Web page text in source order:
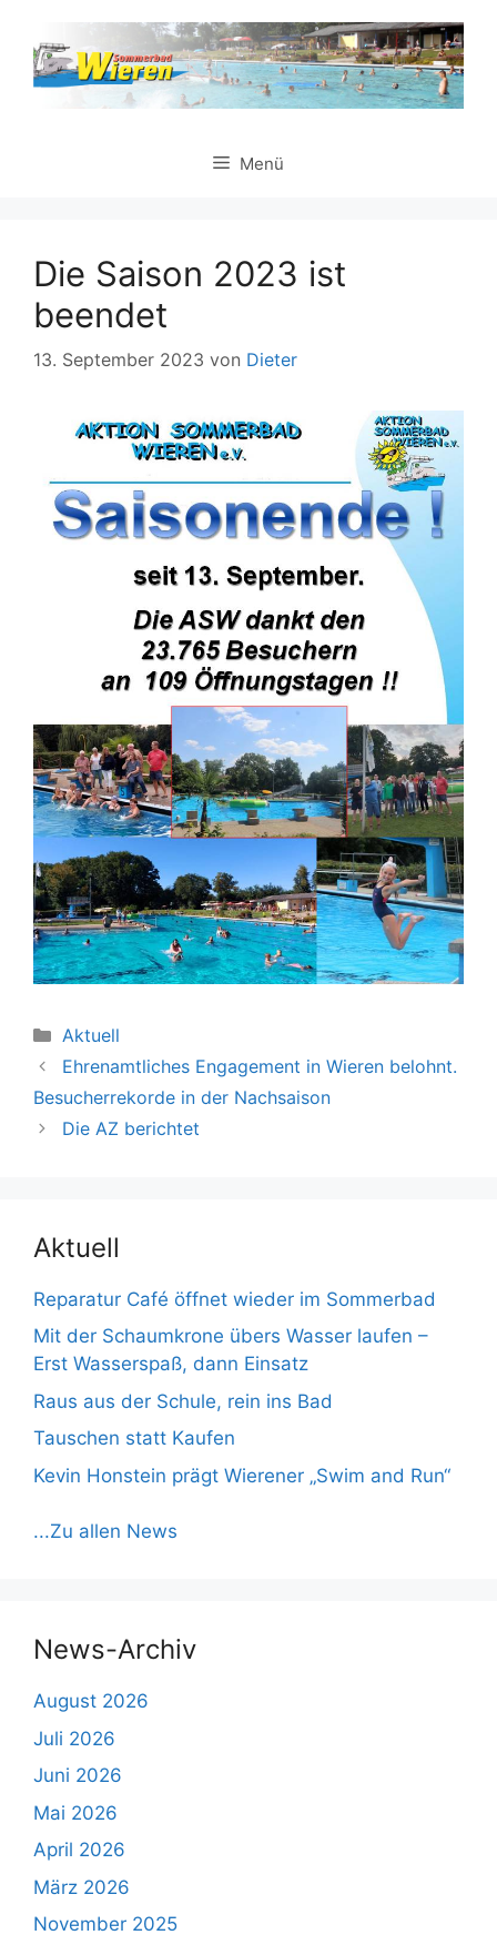
Inhalt
springen
Menü
Die Saison 2023 ist
beendet
13. September 2023 von Dieter
Kategorien
Aktuell
Ehrenamtliches Engagement in Wieren belohnt.
Besucherrekorde in der Nachsaison
Die AZ berichtet
Aktuell
Reparatur Café öffnet wieder im Sommerbad
Mit der Schaumkrone übers Wasser laufen –
Erst Wasserspaß, dann Einsatz
Raus aus der Schule, rein ins Bad
Tauschen statt Kaufen
Kevin Honstein prägt Wierener „Swim and Run“
...Zu allen News
News-Archiv
August 2026
Juli 2026
Juni 2026
Mai 2026
April 2026
März 2026
November 2025